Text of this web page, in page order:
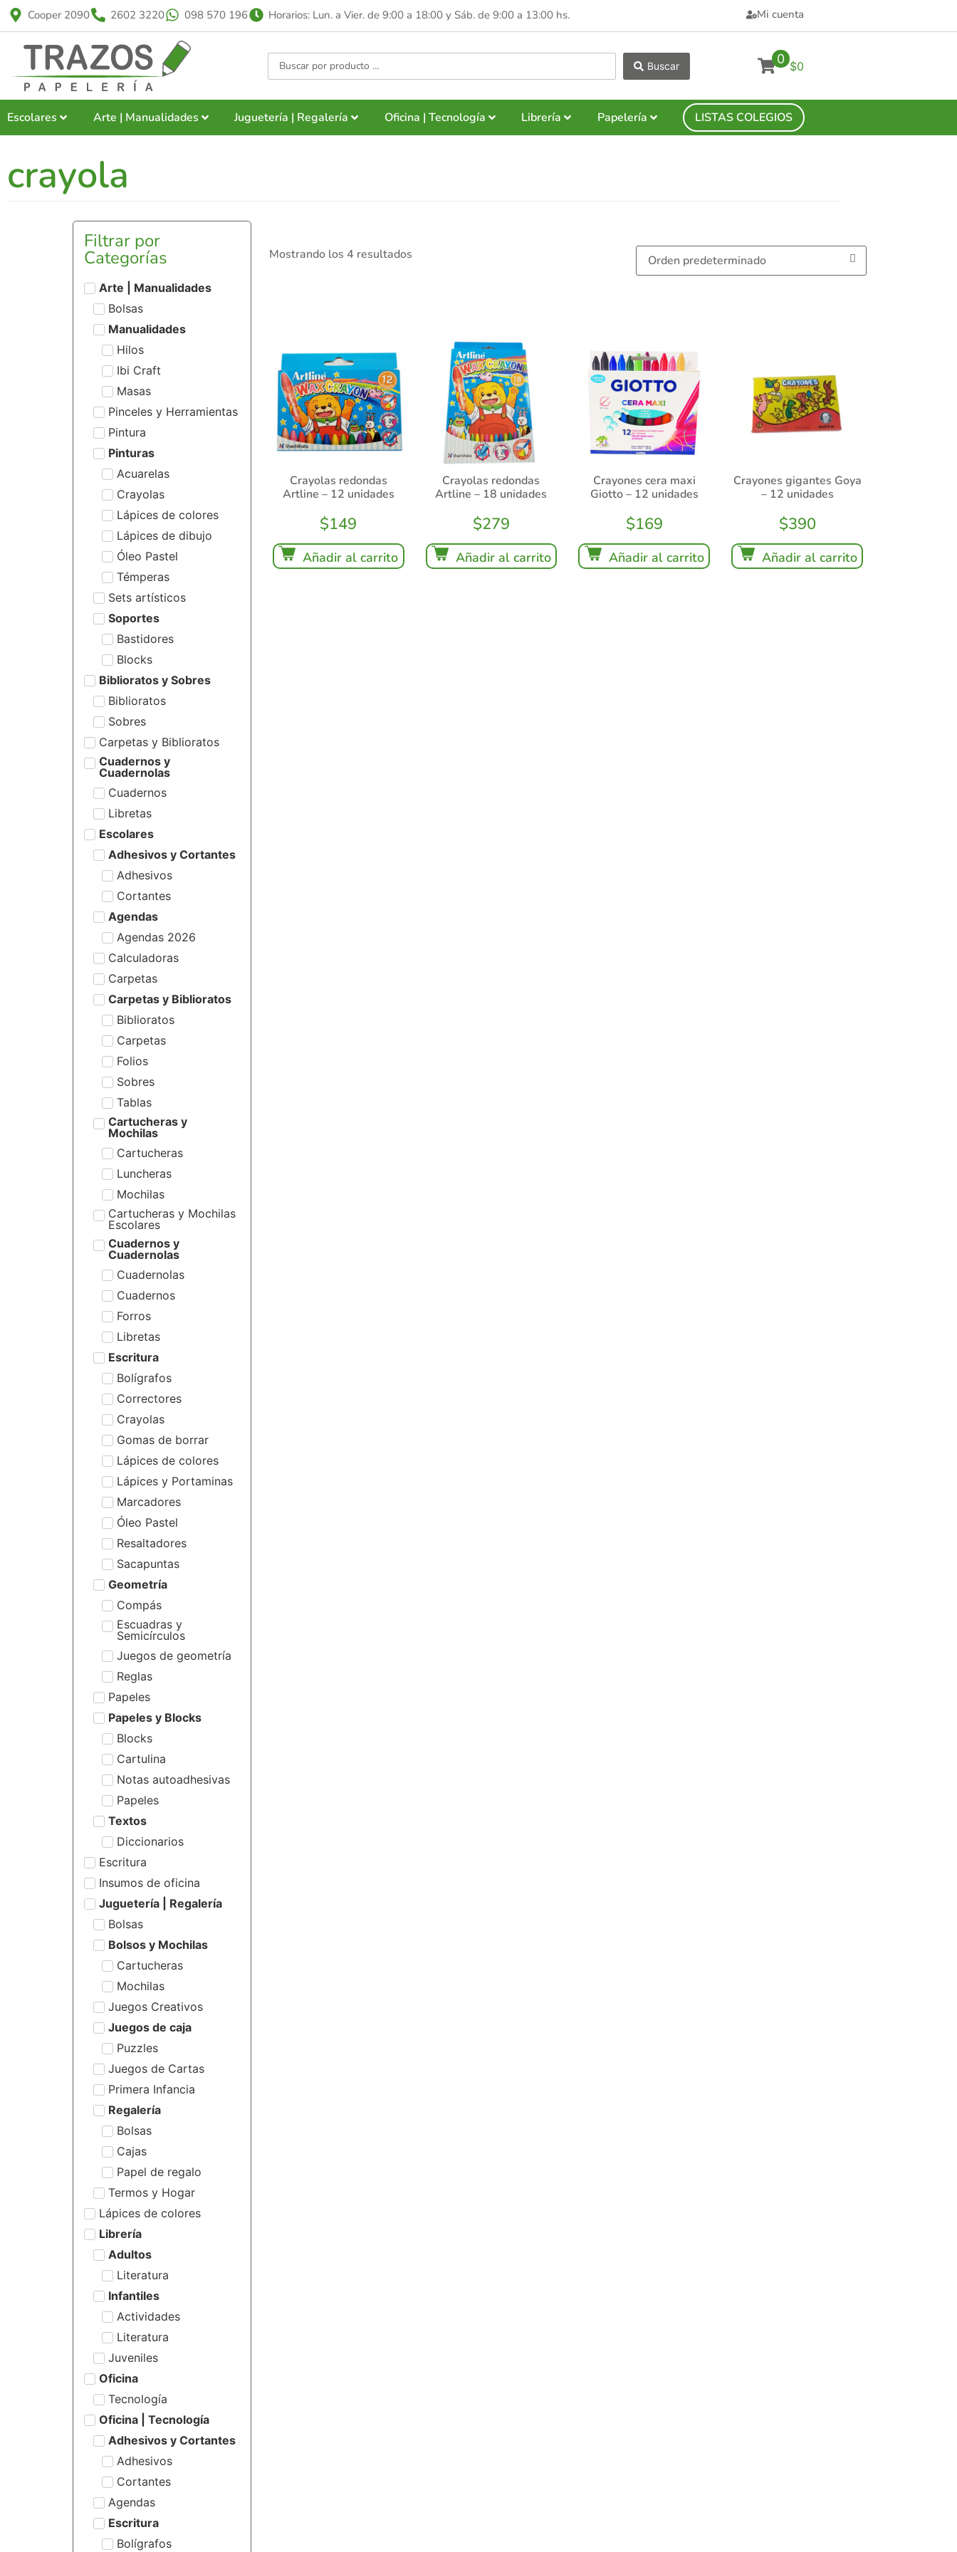
Cooper 2090 2602 3220 098 570 196 Horarios: Lun. a Vier. de 9:00 a 18:00 y Sáb. de 9:00 a 13:00 hs. Mi cuenta
Buscar 0 $0
Escolares Arte | Manualidades Juguetería | Regalería Oficina | Tecnología Librería Papelería LISTAS COLEGIOS
crayola
Filtrar por
Categorías
Arte | Manualidades
Bolsas
Manualidades
Hilos
Ibi Craft
Masas
Pinceles y Herramientas
Pintura
Pinturas
Acuarelas
Crayolas
Lápices de colores
Lápices de dibujo
Óleo Pastel
Témperas
Sets artísticos
Soportes
Bastidores
Blocks
Biblioratos y Sobres
Biblioratos
Sobres
Carpetas y Biblioratos
Cuadernos y
Cuadernolas
Cuadernos
Libretas
Escolares
Adhesivos y Cortantes
Adhesivos
Cortantes
Agendas
Agendas 2026
Calculadoras
Carpetas
Carpetas y Biblioratos
Biblioratos
Carpetas
Folios
Sobres
Tablas
Cartucheras y
Mochilas
Cartucheras
Luncheras
Mochilas
Cartucheras y Mochilas
Escolares
Cuadernos y
Cuadernolas
Cuadernolas
Cuadernos
Forros
Libretas
Escritura
Bolígrafos
Correctores
Crayolas
Gomas de borrar
Lápices de colores
Lápices y Portaminas
Marcadores
Óleo Pastel
Resaltadores
Sacapuntas
Geometría
Compás
Escuadras y
Semicírculos
Juegos de geometría
Reglas
Papeles
Papeles y Blocks
Blocks
Cartulina
Notas autoadhesivas
Papeles
Textos
Diccionarios
Escritura
Insumos de oficina
Juguetería | Regalería
Bolsas
Bolsos y Mochilas
Cartucheras
Mochilas
Juegos Creativos
Juegos de caja
Puzzles
Juegos de Cartas
Primera Infancia
Regalería
Bolsas
Cajas
Papel de regalo
Termos y Hogar
Lápices de colores
Librería
Adultos
Literatura
Infantiles
Actividades
Literatura
Juveniles
Oficina
Tecnología
Oficina | Tecnología
Adhesivos y Cortantes
Adhesivos
Cortantes
Agendas
Escritura
Bolígrafos
Mostrando los 4 resultados
Crayolas redondas
Artline – 12 unidades
$149
Añadir al carrito
Crayolas redondas
Artline – 18 unidades
$279
Añadir al carrito
Crayones cera maxi
Giotto – 12 unidades
$169
Añadir al carrito
Crayones gigantes Goya
– 12 unidades
$390
Añadir al carrito